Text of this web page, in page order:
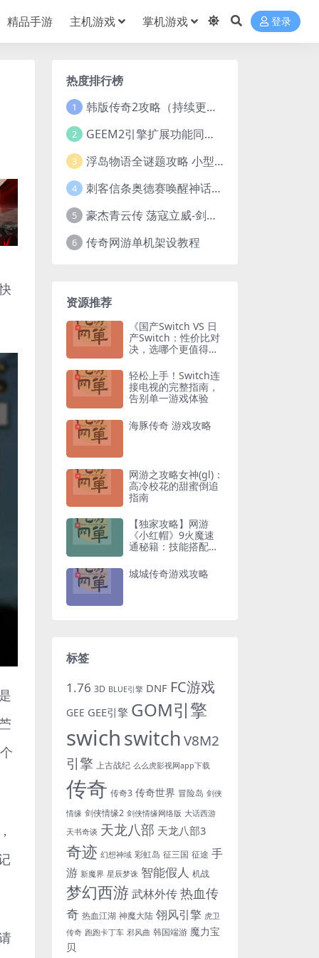
精品手游 主机游戏 掌机游戏 登录
热度排行榜
1 韩版传奇2攻略（持续更新）
2 GEEM2引擎扩展功能同步捡物、角色自动捡物
3 浮岛物语全谜题攻略 小型谜题解谜汇总
4 刺客信条奥德赛唤醒神话谜题答案 斯芬克斯主线攻略
5 豪杰青云传 荡寇立威-剑舞红尘-英雄志楼(解压即玩)
6 传奇网游单机架设教程
资源推荐
《国产Switch VS 日
产Switch：性价比对
决，选哪个更值得入
轻松上手！Switch连
接电视的完整指南，
告别单一游戏体验
海豚传奇 游戏攻略
网游之攻略女神(gl)：
高冷校花的甜蜜倒追
指南
【独家攻略】网游
《小红帽》9火魔速
通秘籍：技能搭配与
城城传奇游戏攻略
标签
1.76 3D BLUE引擎 DNF FC游戏
GEE GEE引擎 GOM引擎
swichswitchV8M2
引擎 上古战纪 么么虎影视网app下载
传奇 传奇3 传奇世界 冒险岛 剑侠
情缘 剑侠情缘2 剑侠情缘网络版 大话西游
天书奇谈 天龙八部 天龙八部3
奇迹 幻想神域 彩虹岛 征三国 征途 手
游 新魔界 星辰梦诛 智能假人 机战
梦幻西游 武林外传热血传
奇 热血江湖 神魔大陆 翎风引擎 虎卫
传奇 跑跑卡丁车 邪风曲 韩国端游 魔力宝
贝